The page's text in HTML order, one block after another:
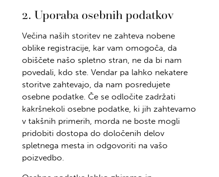
2. Uporaba osebnih podatkov
Večina naših storitev ne zahteva nobene
oblike registracije, kar vam omogoča, da
obiščete našo spletno stran, ne da bi nam
povedali, kdo ste. Vendar pa lahko nekatere
storitve zahtevajo, da nam posredujete
osebne podatke. Če se odločite zadržati
kakršnekoli osebne podatke, ki jih zahtevamo
v takšnih primerih, morda ne boste mogli
pridobiti dostopa do določenih delov
spletnega mesta in odgovoriti na vašo
poizvedbo.